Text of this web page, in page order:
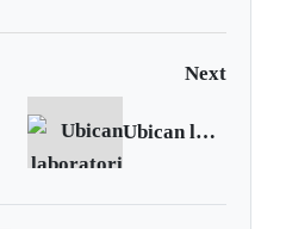
Next
Ubican laboratorio para producción de pasta base de coca en Otanche